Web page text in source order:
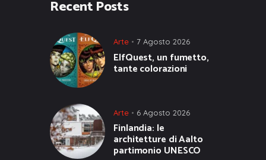
Recent Posts
Arte 7 Agosto 2026
ElfQuest, un fumetto,
tante colorazioni
Arte 6 Agosto 2026
Finlandia: le
architetture di Aalto
partimonio UNESCO